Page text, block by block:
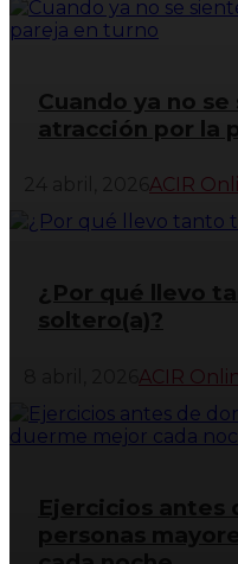
Cuando ya no
atracción por la
ACIR
¿Por qué llevo
soltero(a)?
ACIR